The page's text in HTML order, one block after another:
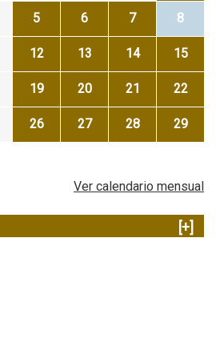
5 6 7 8
12 13 14 15
19 20 21 22
26 27 28 29
Ver calendario mensual
[+]